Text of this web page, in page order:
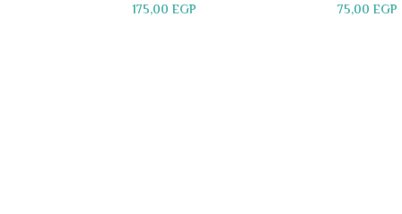
75,00 EGP
175,00 EGP